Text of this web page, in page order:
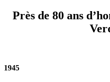
Près de 80 ans
1945